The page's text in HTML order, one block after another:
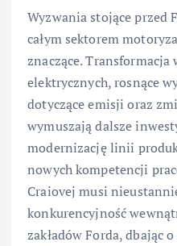
Wyzwania stojące przed
całym sektorem
znaczące.
elektrycznych, rosnące
dotyczące emisji oraz
wymuszają dalsze
modernizację linii
nowych kompetencji
Craiovej musi
konkurencyjność
zakładów Forda, dbając